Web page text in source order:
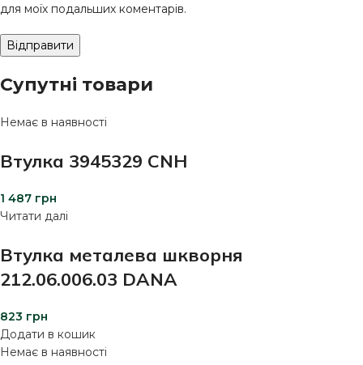
для моїх подальших коментарів.
Супутні товари
Немає в наявності
Втулка 3945329 CNH
1 487 грн
Читати далі
Втулка металева шкворня
212.06.006.03 DANA
823 грн
Додати в кошик
Немає в наявності